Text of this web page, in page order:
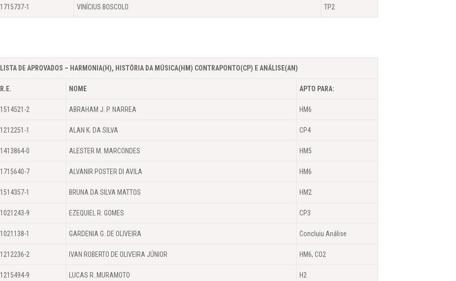
1715737-1 VINÍCIUS BOSCOLO TP2
LISTA DE APROVADOS – HARMONIA(H), HISTÓRIA DA MÚSICA(HM) CONTRAPONTO(CP) E ANÁLISE(AN)
R.E. NOME APTO PARA:
1514521-2 ABRAHAM J. P. NARREA HM6
1212251-1 ALAN K. DA SILVA CP4
1413864-0 ALESTER M. MARCONDES HM5
1715640-7 ALVANIR POSTER DI AVILA HM6
1514357-1 BRUNA DA SILVA MATTOS HM2
1021243-9 EZEQUIEL R. GOMES CP3
1021138-1 GARDENIA G. DE OLIVEIRA Concluiu Análise
1212236-2 IVAN ROBERTO DE OLIVEIRA JÚNIOR HM6, CO2
1215494-9 LUCAS R. MURAMOTO H2